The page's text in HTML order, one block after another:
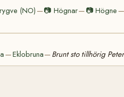
(NO) —📷 Högnar— 📷Högne —
—Eklobruna— Brunt sto tillhörig